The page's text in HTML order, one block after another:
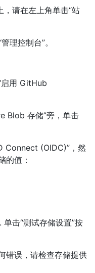
，请在左上角单击“站
理控制台”。
用 GitHub
Blob 存储”旁，单击
Connect (OIDC)”，然
的值：
击“测试存储设置”按
错误，请检查存储提供